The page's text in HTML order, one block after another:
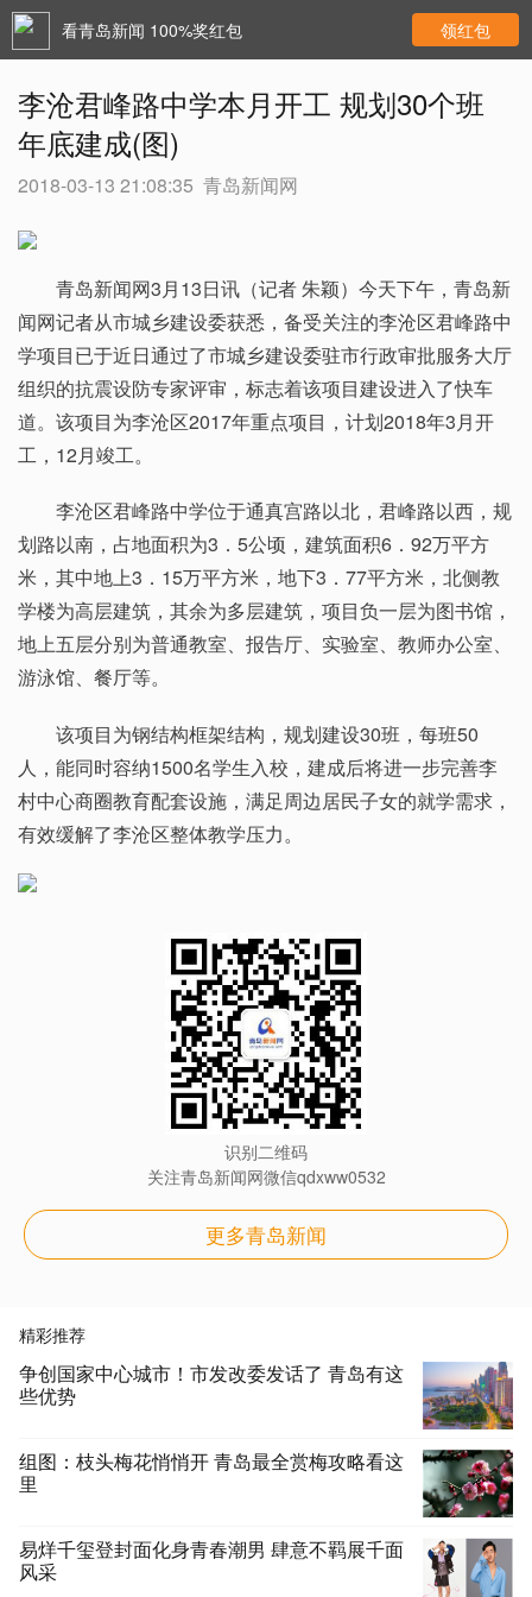
看青岛新闻 100%奖红包 领红包
李沧君峰路中学本月开工 规划30个班
年底建成(图)
2018-03-13 21:08:35 青岛新闻网
青岛新闻网3月13日讯（记者 朱颖）今天下午，青岛新
闻网记者从市城乡建设委获悉，备受关注的李沧区君峰路中
学项目已于近日通过了市城乡建设委驻市行政审批服务大厅
组织的抗震设防专家评审，标志着该项目建设进入了快车
道。该项目为李沧区2017年重点项目，计划2018年3月开
工，12月竣工。
李沧区君峰路中学位于通真宫路以北，君峰路以西，规
划路以南，占地面积为3．5公顷，建筑面积6．92万平方
米，其中地上3．15万平方米，地下3．77平方米，北侧教
学楼为高层建筑，其余为多层建筑，项目负一层为图书馆，
地上五层分别为普通教室、报告厅、实验室、教师办公室、
游泳馆、餐厅等。
该项目为钢结构框架结构，规划建设30班，每班50
人，能同时容纳1500名学生入校，建成后将进一步完善李
村中心商圈教育配套设施，满足周边居民子女的就学需求，
有效缓解了李沧区整体教学压力。
识别二维码
关注青岛新闻网微信qdxww0532
更多青岛新闻
精彩推荐
争创国家中心城市！市发改委发话了 青岛有这
些优势
组图：枝头梅花悄悄开 青岛最全赏梅攻略看这
里
易烊千玺登封面化身青春潮男 肆意不羁展千面
风采